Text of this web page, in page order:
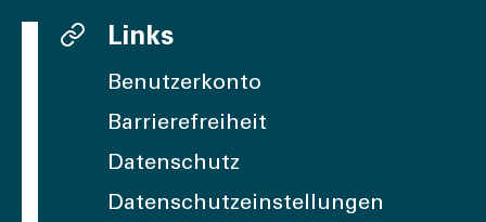
Links
Benutzerkonto
Barrierefreiheit
Datenschutz
Datenschutzeinstellungen